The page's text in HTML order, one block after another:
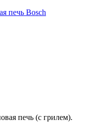
печь (с грилем).